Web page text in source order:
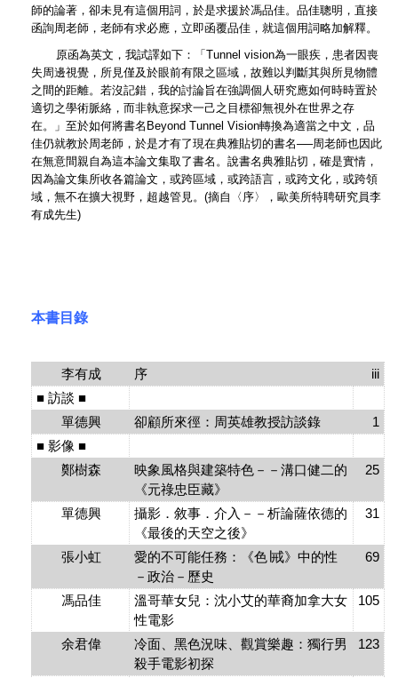
師的論著，卻未見有這個用詞，於是求援於馮品佳。品佳聰明，直接
函詢周老師，老師有求必應，立即函覆品佳，就這個用詞略加解釋。
原函為英文，我試譯如下：「Tunnel vision為一眼疾，患者因喪
失周邊視覺，所見僅及於眼前有限之區域，故難以判斷其與所見物體
之間的距離。若沒記錯，我的討論旨在強調個人研究應如何時時置於
適切之學術脈絡，而非執意探求一己之目標卻無視外在世界之存
在。」至於如何將書名Beyond Tunnel Vision轉換為適當之中文，品
佳仍就教於周老師，於是才有了現在典雅貼切的書名──周老師也因此
在無意間親自為這本論文集取了書名。說書名典雅貼切，確是實情，
因為論文集所收各篇論文，或跨區域，或跨語言，或跨文化，或跨領
域，無不在擴大視野，超越管見。(摘自〈序〉，歐美所特聘研究員李
有成先生)
本書目錄
李有成 序
iii
■ 訪談 ■
單德興
卻顧所來徑：周英雄教授訪談錄
1
■ 影像 ■
鄭樹森
映象風格與建築特色－－溝口健二的
《元祿忠臣藏》
25
單德興
攝影．敘事．介入－－析論薩依德的
《最後的天空之後》
31
張小虹
愛的不可能任務：《色∣戒》中的性
－政治－歷史
69
馮品佳
溫哥華女兒：沈小艾的華裔加拿大女
性電影
105
余君偉
冷面、黑色況味、觀賞樂趣：獨行男
殺手電影初探
123